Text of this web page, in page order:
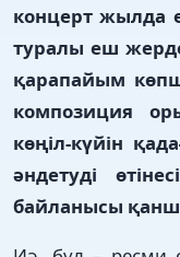
концерт жылда
туралы еш
қарапайым
композиция
көңіл-күйін
әндетуді
байланысы